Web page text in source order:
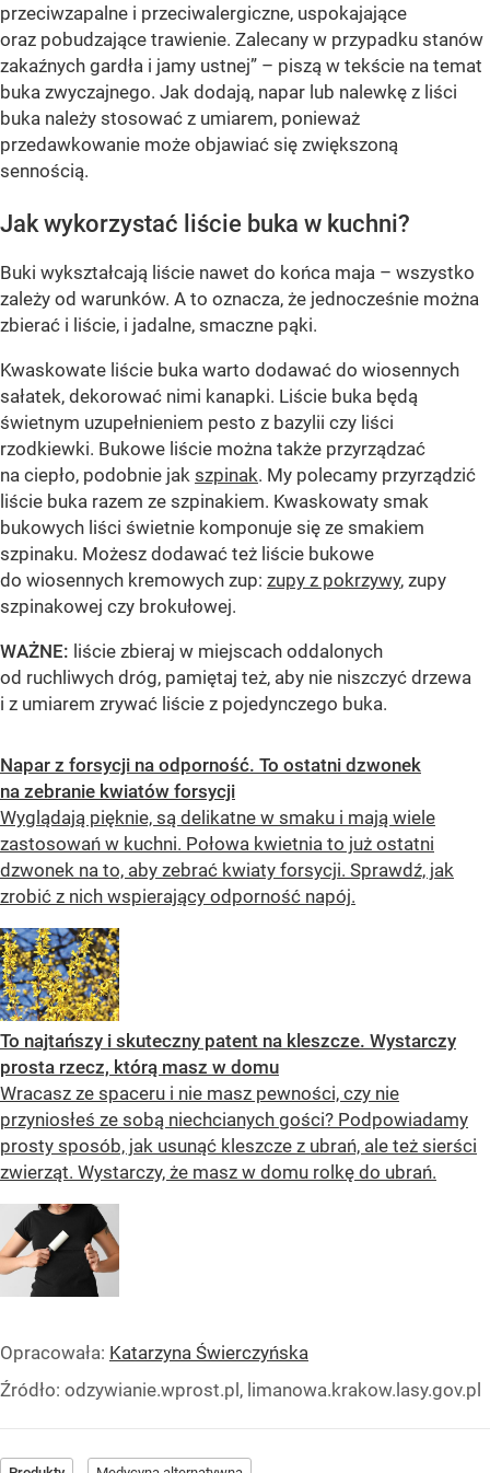
przeciwzapalne i przeciwalergiczne, uspokajające
oraz pobudzające trawienie. Zalecany w przypadku stanów
zakaźnych gardła i jamy ustnej” – piszą w tekście na temat
buka zwyczajnego. Jak dodają, napar lub nalewkę z liści
buka należy stosować z umiarem, ponieważ
przedawkowanie może objawiać się zwiększoną
sennością.
Jak wykorzystać liście buka w kuchni?
Buki wykształcają liście nawet do końca maja – wszystko
zależy od warunków. A to oznacza, że jednocześnie można
zbierać i liście, i jadalne, smaczne pąki.
Kwaskowate liście buka warto dodawać do wiosennych
sałatek, dekorować nimi kanapki. Liście buka będą
świetnym uzupełnieniem pesto z bazylii czy liści
rzodkiewki. Bukowe liście można także przyrządzać
na ciepło, podobnie jak szpinak. My polecamy przyrządzić
liście buka razem ze szpinakiem. Kwaskowaty smak
bukowych liści świetnie komponuje się ze smakiem
szpinaku. Możesz dodawać też liście bukowe
do wiosennych kremowych zup: zupy z pokrzywy, zupy
szpinakowej czy brokułowej.
WAŻNE: liście zbieraj w miejscach oddalonych
od ruchliwych dróg, pamiętaj też, aby nie niszczyć drzewa
i z umiarem zrywać liście z pojedynczego buka.
Napar z forsycji na odporność. To ostatni dzwonek
na zebranie kwiatów forsycji
Wyglądają pięknie, są delikatne w smaku i mają wiele
zastosowań w kuchni. Połowa kwietnia to już ostatni
dzwonek na to, aby zebrać kwiaty forsycji. Sprawdź, jak
zrobić z nich wspierający odporność napój.
To najtańszy i skuteczny patent na kleszcze. Wystarczy
prosta rzecz, którą masz w domu
Wracasz ze spaceru i nie masz pewności, czy nie
przyniosłeś ze sobą niechcianych gości? Podpowiadamy
prosty sposób, jak usunąć kleszcze z ubrań, ale też sierści
zwierząt. Wystarczy, że masz w domu rolkę do ubrań.
Opracowała: Katarzyna Świerczyńska
Źródło: odzywianie.wprost.pl, limanowa.krakow.lasy.gov.pl